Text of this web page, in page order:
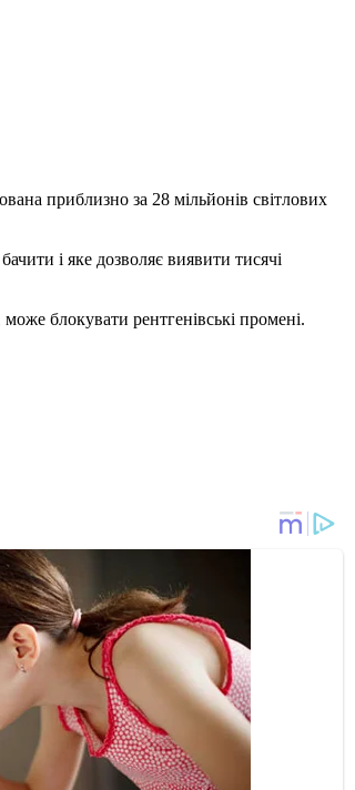
приблизно за 28 мільйонів світлових
і яке дозволяє виявити тисячі
блокувати рентгенівські промені.